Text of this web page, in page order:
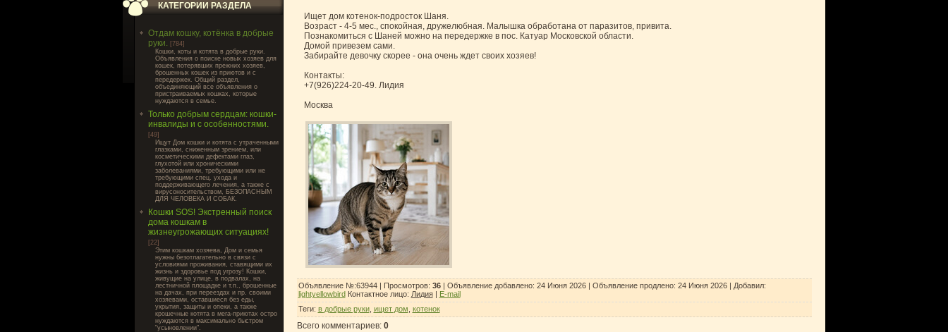
КАТЕГОРИИ РАЗДЕЛА
Отдам кошку, котёнка в добрые
руки. [784]
Кошки, коты и котята в добрые руки.
Объявления о поиске новых хозяев для
кошек, потерявших прежних хозяев,
брошенных кошек из приютов и с
передержек. Общий раздел,
объединяющий все объявления о
пристраиваемых кошках, которые
нуждаются в семье.
Только добрым сердцам: кошки-
инвалиды и с особенностями.
[49]
Ищут Дом кошки и котята с утраченными
глазками, сниженным зрением, или
косметическими дефектами глаз,
глухотой или хроническими
заболеваниями, требующими или не
требующими спец. ухода и
поддерживающего лечения, а также с
вирусоносительством, БЕЗОПАСНЫМ
ДЛЯ ЧЕЛОВЕКА И СОБАК.
Кошки SOS! Экстренный поиск
дома кошкам в
жизнеугрожающих ситуациях!
[22]
Этим кошкам хозяева, Дом и семья
нужны безотлагательно в связи с
условиями проживания, ставящими их
жизнь и здоровье под угрозу! Кошки,
живущие на улице, в подвалах, на
лестничной площадке и т.п., брошенные
на дачах, при переездах и пр. своими
хозяевами, оставшиеся без еды,
укрытия, защиты и опеки, а также
крошечные котята в мега-приютах остро
нуждаются в максимально быстром
"усыновлении".
Ищет дом котенок-подросток Шаня.
Возраст - 4-5 мес., спокойная, дружелюбная. Малышка обработана от паразитов, привита.
Познакомиться с Шаней можно на передержке в пос. Катуар Московской области.
Домой привезем сами.
Забирайте девочку скорее - она очень ждет своих хозяев!
Контакты:
+7(926)224-20-49. Лидия
Москва
Объявление №:63944 | Просмотров: 36| Объявление добавлено: 24 Июня 2026| Объявление продлено: 24 Июня 2026| Добавил:
lightyellowbird Контактное лицо: Лидия| E-mail
Теги: в добрые руки, ищет дом котенок
Всего комментариев: 0